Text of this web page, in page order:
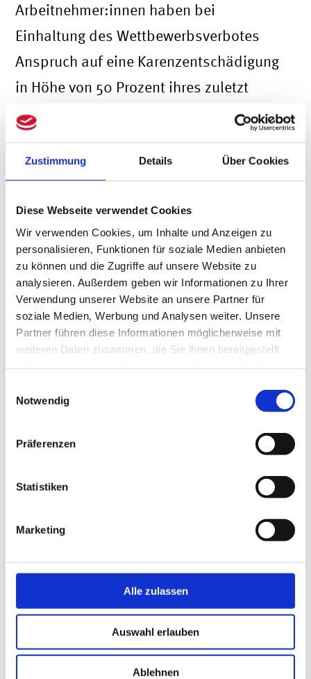
Zustimmung Details Über Cookies
Diese Webseite verwendet Cookies
Wir verwenden Cookies, um Inhalte und Anzeigen zu
personalisieren, Funktionen für soziale Medien anbieten
zu können und die Zugriffe auf unsere Website zu
analysieren. Außerdem geben wir Informationen zu Ihrer
Verwendung unserer Website an unsere Partner für
soziale Medien, Werbung und Analysen weiter. Unsere
Partner führen diese Informationen möglicherweise mit
weiteren Daten zusammen, die Sie ihnen bereitgestellt
Notwendig
Präferenzen
Statistiken
Marketing
Alle zulassen
Auswahl erlauben
Ablehnen
Arbeitnehmer:innen haben bei
Einhaltung des Wettbewerbsverbotes
Anspruch auf eine Karenzentschädigung
in Höhe von 50 Prozent ihres zuletzt
bezogenen Bruttogehalts. Diese
Wettbewerbsverbot einzuhalten.
Sachleistungen wie beispielsweise einen
Dienstwagen und variable Vergütungen
in die Karenzentschädigung einbeziehen.
Deshalb müssen Arbeitnehmer:innen
ihre Vorgesetzten über die erzielten
Einkünfte informieren – auch nach
Beendigung des Arbeitsverhältnisses.
Arbeitgeber:innen setzen diese jedoch
oft nicht in der erforderlichen Höhe an
unwirksam. Arbeitnehmer:innen können
Wettbewerbsverbots gegen
Entschädigung entscheiden.
Wie können sich
Arbeitnehmer:innen vom
Wettbewerbsverbot lösen?